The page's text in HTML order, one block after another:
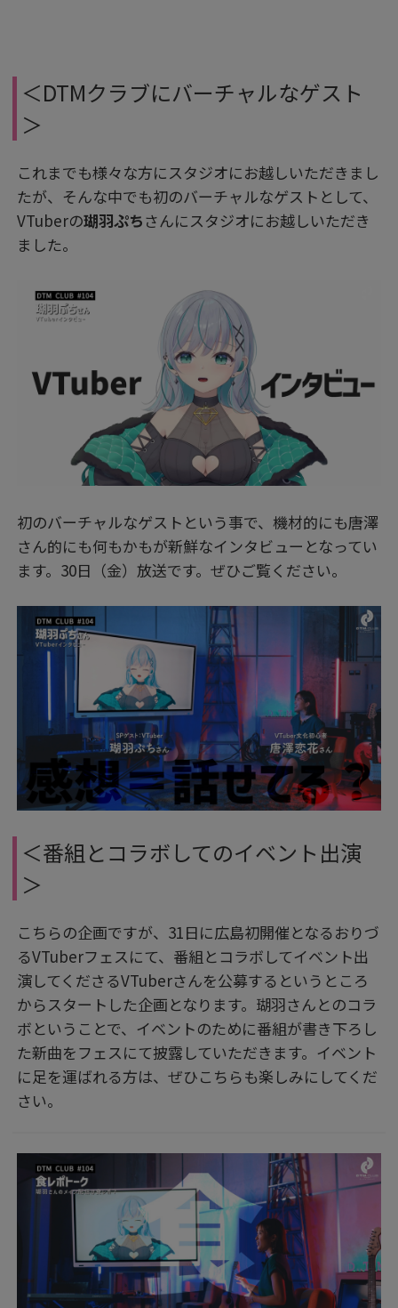
＜DTMクラブにバーチャルなゲスト
＞
これまでも様々な方にスタジオにお越しいただきまし
たが、そんな中でも初のバーチャルなゲストとして、
VTuberの瑚羽ぷちさんにスタジオにお越しいただき
ました。
初のバーチャルなゲストという事で、機材的にも唐澤
さん的にも何もかもが新鮮なインタビューとなってい
ます。30日（金）放送です。ぜひご覧ください。
＜番組とコラボしてのイベント出演
＞
こちらの企画ですが、31日に広島初開催となるおりづ
るVTuberフェスにて、番組とコラボしてイベント出
演してくださるVTuberさんを公募するというところ
からスタートした企画となります。瑚羽さんとのコラ
ボということで、イベントのために番組が書き下ろし
た新曲をフェスにて披露していただきます。イベント
に足を運ばれる方は、ぜひこちらも楽しみにしてくだ
さい。